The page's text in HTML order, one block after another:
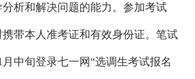
析和解决问题的能力。参加考试
带本人准考证和有效身份证。笔试
月 中旬登录七一网“选调生考试报名